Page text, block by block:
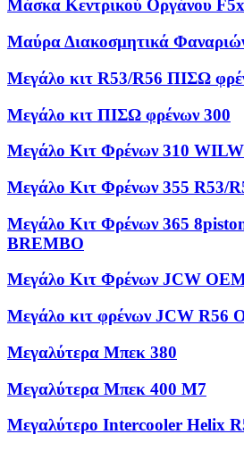
Μάσκα Κεντρικού Οργάνου
Μαύρα Διακοσμητικά
Μεγάλο κιτ R53/R56 ΠΙΣΩ
Μεγάλο κιτ ΠΙΣΩ φρένων 300
Μεγάλο Κιτ Φρένων 310
Μεγάλο Κιτ Φρένων 355 R53/
Μεγάλο Κιτ Φρένων 365
BREMBO
Μεγάλο Κιτ Φρένων JCW
Μεγάλο κιτ φρένων JCW R56
Μεγαλύτερα Μπεκ 380
Μεγαλύτερα Μπεκ 400 M7
Μεγαλύτερο Intercooler Helix